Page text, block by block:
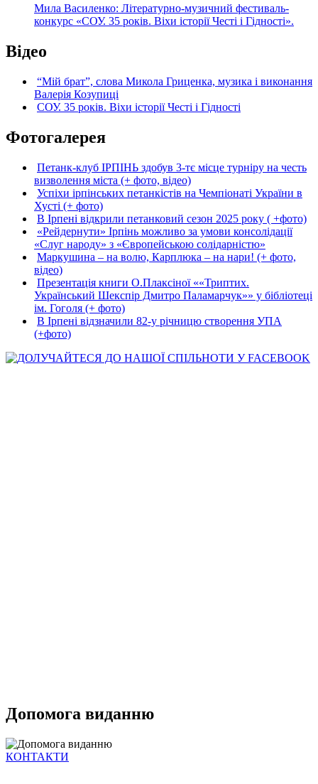
Мила Василенко: Літературно-музичний фестиваль-
конкурс «СОУ. 35 років. Віхи історії Честі і Гідності».
Відео
“Мій брат”, слова Микола Гриценка, музика і виконання
Валерія Козупиці
СОУ. 35 років. Віхи історії Честі і Гідності
Фотогалерея
Петанк-клуб ІРПІНЬ здобув 3-тє місце турніру на честь
визволення міста (+ фото, відео)
Успіхи ірпінських петанкістів на Чемпіонаті України в
Хусті (+ фото)
В Ірпені відкрили петанковий сезон 2025 року ( +фото)
«Рейдернути» Ірпінь можливо за умови консолідації
«Слуг народу» з «Європейською солідарністю»
Маркушина – на волю, Карплюка – на нари! (+ фото,
відео)
Презентація книги О.Плаксіної ««Триптих.
Український Шекспір Дмитро Паламарчук»» у бібліотеці
ім. Гоголя (+ фото)
В Ірпені відзначили 82-у річницю створення УПА
(+фото)
Допомога виданню
КОНТАКТИ